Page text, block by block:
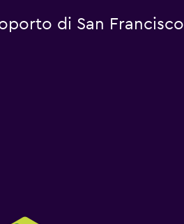
di San Francisco